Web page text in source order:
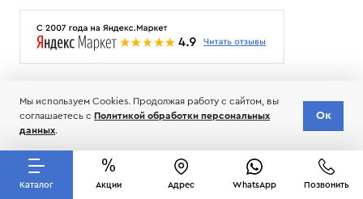
© 2006-2026 Пределанет
Каталог Акции Адрес WhatsApp Позвонить
Мы используем Cookies. Продолжая работу с сайтом, вы
соглашаетесь с Политикой обработки персональных
данных.
Ок